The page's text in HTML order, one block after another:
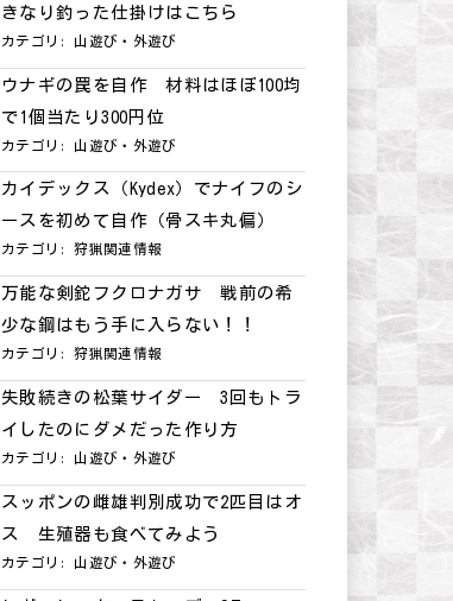
きなり釣った仕掛けはこちら
カテゴリ: 山遊び・外遊び
ウナギの罠を自作 材料はほぼ100均
で1個当たり300円位
カテゴリ: 山遊び・外遊び
カイデックス（Kydex）でナイフのシ
ースを初めて自作（骨スキ丸偏）
カテゴリ:狩猟関連情報
万能な剣鉈フクロナガサ 戦前の希
少な鋼はもう手に入らない！！
カテゴリ:狩猟関連情報
失敗続きの松葉サイダー 3回もトラ
イしたのにダメだった作り方
カテゴリ: 山遊び・外遊び
スッポンの雌雄判別成功で2匹目はオ
ス 生殖器も食べてみよう
カテゴリ: 山遊び・外遊び